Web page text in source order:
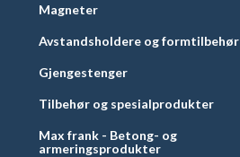
Magneter
Avstandsholdere og formtilbehør
Gjengestenger
Tilbehør og spesialprodukter
Max frank - Betong- og
armeringsprodukter